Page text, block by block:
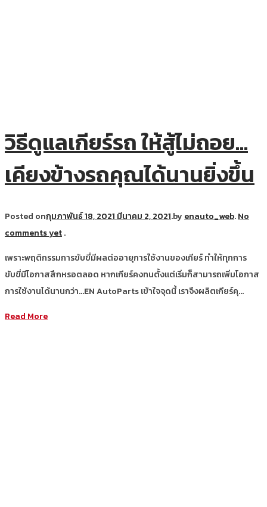
วิธีดูแลเกียร์รถ ให้สู้ไม่ถอย…
เคียงข้างรถคุณได้นานยิ่งขึ้น
Posted onกุมภาพันธ์ 18, 2021มีนาคม 2, 2021.byenauto_web.No
comments yet.
เพราะพฤติกรรมการขับขี่มีผลต่ออายุการใช้งานของเกียร์ ทำให้ทุกการ
ขับขี่มีโอกาสสึกหรอตลอด หากเกียร์คงทนตั้งแต่เริ่มก็สามารถเพิ่มโอกาส
การใช้งานได้นานกว่า…EN AutoParts เข้าใจจุดนี้ เราจึงผลิตเกียร์คุ…
Read More